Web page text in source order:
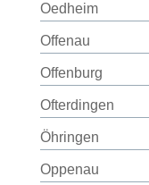
Oedheim
Offenau
Offenburg
Ofterdingen
Öhringen
Oppenau